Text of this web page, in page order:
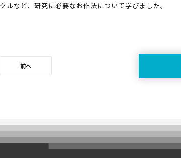
クルなど、研究に必要なお作法について学びました。
前へ